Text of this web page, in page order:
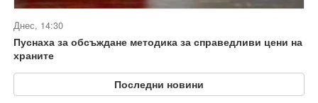
Днес, 14:30
Пуснаха за обсъждане методика за справедливи цени на
храните
Последни новини